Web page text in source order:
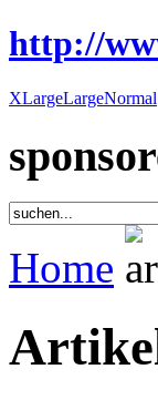
http://
XLargeLargeNormal
Home